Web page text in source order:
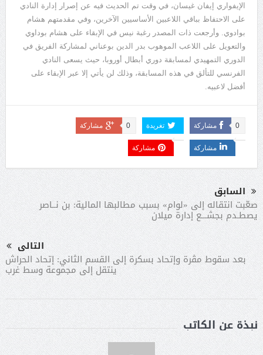
الإيفواري إيفان غيسان، في وقت تم الحديث فيه عن إصرار إدارة النادي
على الاحتفاظ بباقي اللاعبين الأساسيين الآخرين، وفي مقدمتهم هشام
بوادوي. وأرجعت ذات المصدر رغبة نيس في الإبقاء على هشام بوداوي
والتعويل على اللاعب الموهوب بدر الدين بوعناني لمشاركة الفريق في
الدوري التمهيدي لمسابقة دوري أبطال أوروبا، حيث يسعى النادي
الفرنسي للتألق في هذه المسابقة، وذلك لن يأتي إلا عبر الإبقاء على
أفضل لاعبيه.
مشاركة 0 تغريدة مشاركة 0
مشاركة مشاركة
السابق
صعّبت انتقاله إلى «لوام» بسبب مطالبها المالية: بن نــاصر
يصطـدم بجشـــع إدارة ميلان
التالى
بعد سقوط مڤرة وإتحاد بسكرة إلى القسم الثاني: إتحاد الحراش
ينتقل إلى مجموعة وسط غرب
نبذة عن الكاتب